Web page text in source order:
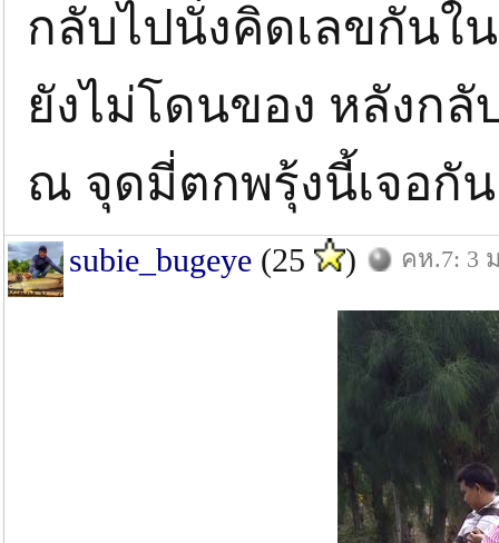
กลับไปนั่งคิดเลขกันใ
ยังไม่โดนของ หลังก
ณ จุดมี่ตกพรุ้งนี้เจอกั
subie_bugeye (25 ) คห.7: 3